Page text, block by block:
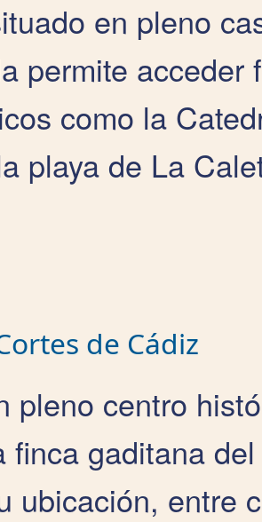
en pleno
permite
como la
playa de La
de Cádiz
pleno centro
finca gaditana
ubicación, entre